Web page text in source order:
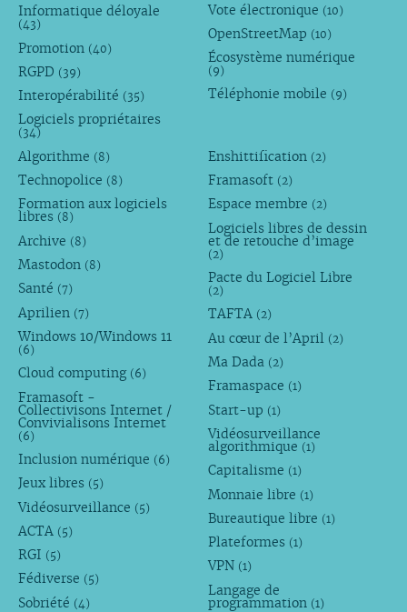
Informatique déloyale
(43)
Promotion (40)
RGPD (39)
Interopérabilité (35)
Logiciels propriétaires
(34)
Vote électronique (10)
OpenStreetMap (10)
Écosystème numérique
(9)
Téléphonie mobile (9)
Algorithme (8)
Technopolice (8)
Formation aux logiciels
libres (8)
Archive (8)
Mastodon (8)
Santé (7)
Aprilien (7)
Windows 10/Windows 11
(6)
Cloud computing (6)
Framasoft -
Collectivisons Internet /
Convivialisons Internet
(6)
Inclusion numérique (6)
Jeux libres (5)
Vidéosurveillance (5)
ACTA (5)
RGI (5)
Fédiverse (5)
Sobriété (4)
Enshittification (2)
Framasoft (2)
Espace membre (2)
Logiciels libres de dessin
et de retouche d’image
(2)
Pacte du Logiciel Libre
(2)
TAFTA (2)
Au cœur de l’April (2)
Ma Dada (2)
Framaspace (1)
Start-up (1)
Vidéosurveillance
algorithmique (1)
Capitalisme (1)
Monnaie libre (1)
Bureautique libre (1)
Plateformes (1)
VPN (1)
Langage de
programmation (1)